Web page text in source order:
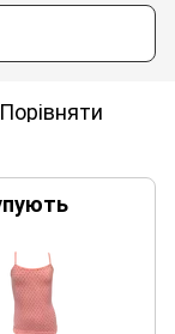
Порівняти